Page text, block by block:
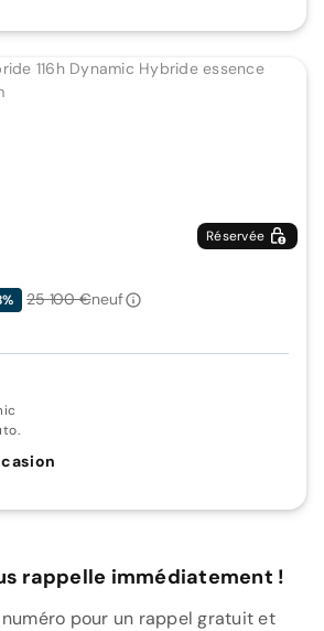
Réservée
25 100 €neuf
rappelle immédiatement !
pour un rappel gratuit et